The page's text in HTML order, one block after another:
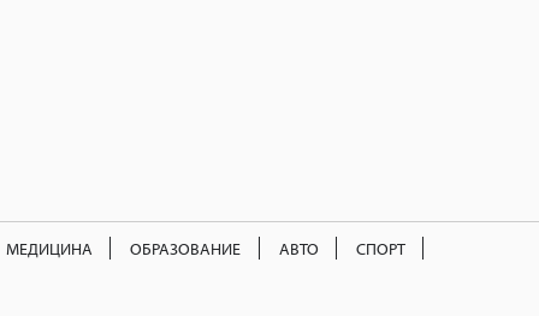
МЕДИЦИНА ОБРАЗОВАНИЕ АВТО СПОРТ